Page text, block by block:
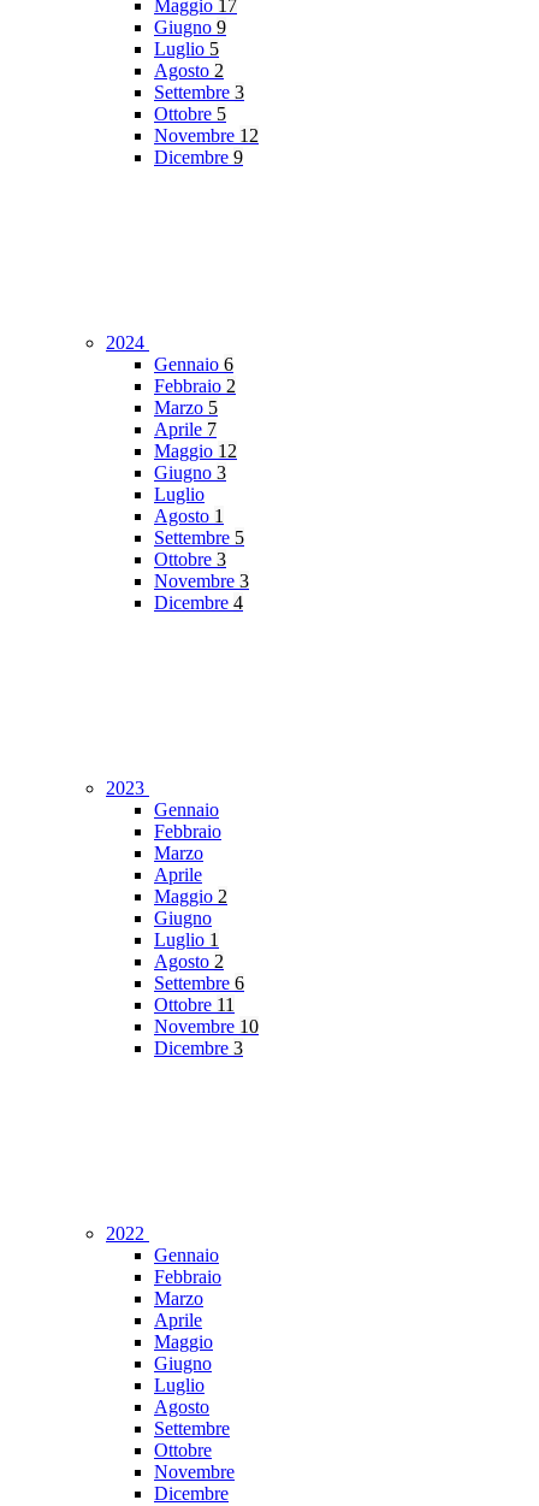
Maggio 17
Giugno 9
Luglio 5
Agosto 2
Settembre 3
Ottobre 5
Novembre 12
Dicembre 9
2024
Gennaio 6
Febbraio 2
Marzo 5
Aprile 7
Maggio 12
Giugno 3
Luglio
Agosto 1
Settembre 5
Ottobre 3
Novembre 3
Dicembre 4
2023
Gennaio
Febbraio
Marzo
Aprile
Maggio 2
Giugno
Luglio 1
Agosto 2
Settembre 6
Ottobre 11
Novembre 10
Dicembre 3
2022
Gennaio
Febbraio
Marzo
Aprile
Maggio
Giugno
Luglio
Agosto
Settembre
Ottobre
Novembre
Dicembre